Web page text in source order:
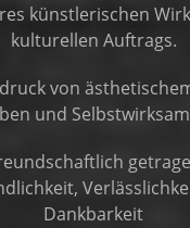
künstlerischen
kulturellen Auftrags.
von
und
Dankbarkeit